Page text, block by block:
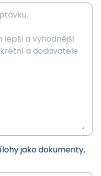
jako dokumenty,